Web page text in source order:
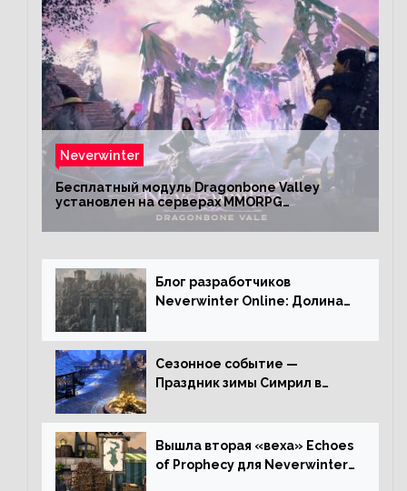
Neverwinter
Бесплатный модуль Dragonbone Valley
установлен на серверах MMORPG
Блог разработчиков
Neverwinter Online: Долина
Сезонное событие —
Праздник зимы Симрил в
Вышла вторая «веха» Echoes
of Prophecy для Neverwinter